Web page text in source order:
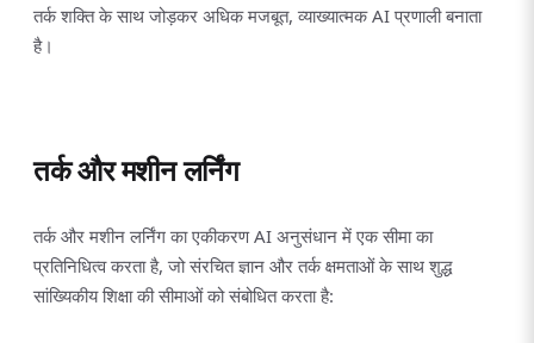
तर्क शक्ति के साथ जोड़कर अधिक मजबूत, व्याख्यात्मक AI प्रणाली बनाता
है।
तर्क और मशीन लर्निंग
तर्क और मशीन लर्निंग का एकीकरण AI अनुसंधान में एक सीमा का
प्रतिनिधित्व करता है, जो संरचित ज्ञान और तर्क क्षमताओं के साथ शुद्ध
सांख्यिकीय शिक्षा की सीमाओं को संबोधित करता है: